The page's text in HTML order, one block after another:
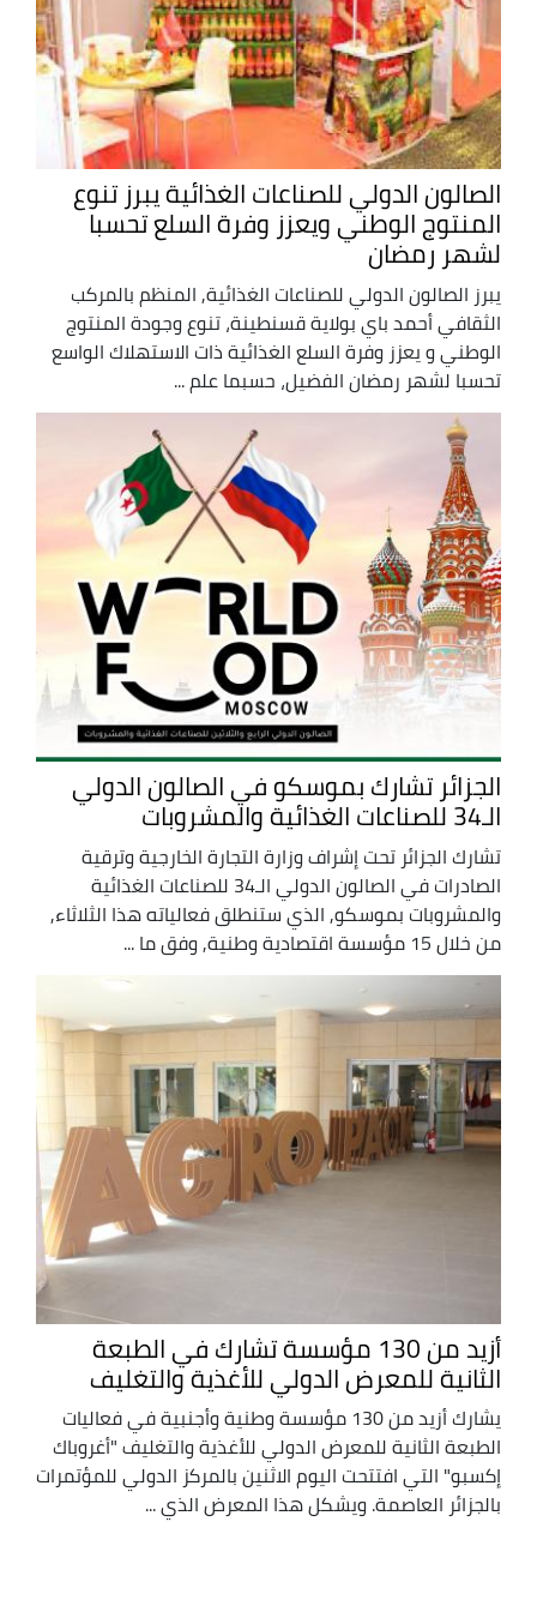
الصالون الدولي للصناعات الغذائية يبرز تنوع
المنتوج الوطني ويعزز وفرة السلع تحسبا
لشهر رمضان
يبرز الصالون الدولي للصناعات الغذائية, المنظم بالمركب
الثقافي أحمد باي بولاية قسنطينة، تنوع وجودة المنتوج
الوطني و يعزز وفرة السلع الغذائية ذات الاستهلاك الواسع
تحسبا لشهر رمضان الفضيل، حسبما علم ...
الجزائر تشارك بموسكو في الصالون الدولي
تشارك الجزائر تحت إشراف وزارة التجارة الخارجية وترقية
الصادرات في الصالون الدولي الـ34 للصناعات الغذائية
والمشروبات بموسكو, الذي ستنطلق فعالياته هذا الثلاثاء,
من خلال 15 مؤسسة اقتصادية وطنية, وفق ما ...
أزيد من 130 مؤسسة تشارك في الطبعة
الثانية للمعرض الدولي للأغذية والتغليف
يشارك أزيد من 130 مؤسسة وطنية وأجنبية في فعاليات
الطبعة الثانية للمعرض الدولي للأغذية والتغليف "أغروباك
إكسبو" التي افتتحت اليوم الاثنين بالمركز الدولي للمؤتمرات
بالجزائر العاصمة. ويشكل هذا المعرض الذي ...